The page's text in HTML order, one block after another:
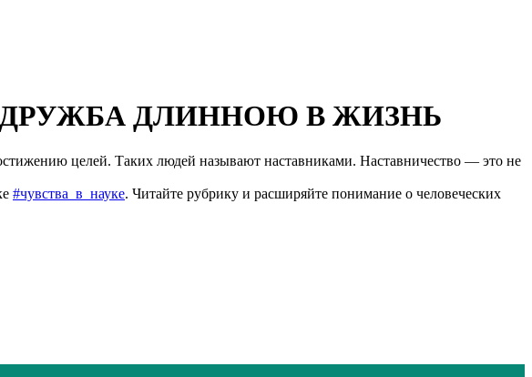
ДЛИННОЮ В ЖИЗНЬ
целей. Таких людей называют наставниками. Наставничество — это не
#чувства_в_науке. Читайте рубрику и расширяйте понимание о человеческих